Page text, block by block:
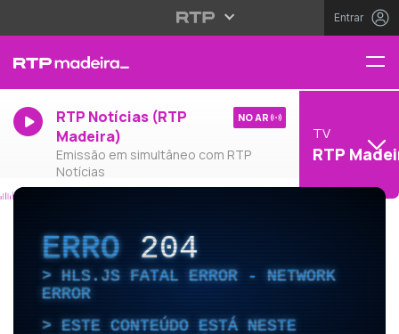
Entrar
RTP Notícias (RTP
Madeira)
Emissão em simultâneo com RTP
Notícias
NO AR
TV
RTP
ERRO204
HLS.JS FATAL ERROR - NETWORK
ERROR
ESTE CONTEÚDO ESTÁ NESTE